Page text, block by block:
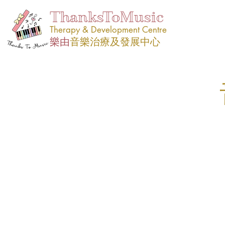
ThanksToMusic
Therapy & Development Centre
樂由音樂治療及發展中心